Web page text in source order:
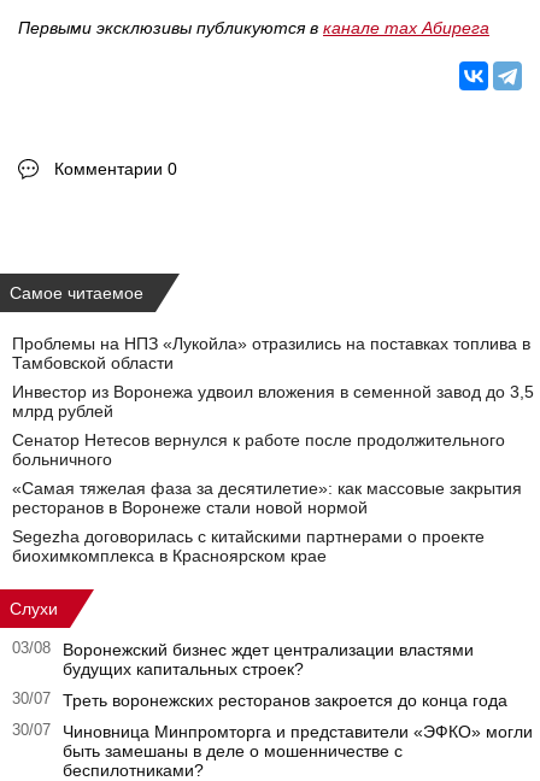
Первыми эксклюзивы публикуются в канале max Абирега
Комментарии 0
Самое читаемое
Проблемы на НПЗ «Лукойла» отразились на поставках топлива в
Тамбовской области
Инвестор из Воронежа удвоил вложения в семенной завод до 3,5
млрд рублей
Сенатор Нетесов вернулся к работе после продолжительного
больничного
«Самая тяжелая фаза за десятилетие»: как массовые закрытия
ресторанов в Воронеже стали новой нормой
Segezha договорилась с китайскими партнерами о проекте
биохимкомплекса в Красноярском крае
Слухи
03/08
Воронежский бизнес ждет централизации властями
будущих капитальных строек?
30/07 Треть воронежских ресторанов закроется до конца года
30/07
Чиновница Минпромторга и представители «ЭФКО» могли
быть замешаны в деле о мошенничестве с
беспилотниками?